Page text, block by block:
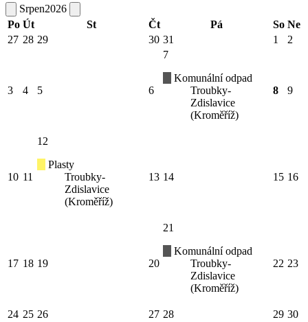
Srpen2026
Po Út St Čt Pá So Ne
27 28 29 30 31 1 2
3 4 5 6
7
Komunální odpad
Troubky-
Zdislavice
(Kroměříž)
8 9
10 11
12
Plasty
Troubky-
Zdislavice
(Kroměříž)
13 14 15 16
17 18 19 20
21
Komunální odpad
Troubky-
Zdislavice
(Kroměříž)
22 23
24 25 26 27 28 29 30